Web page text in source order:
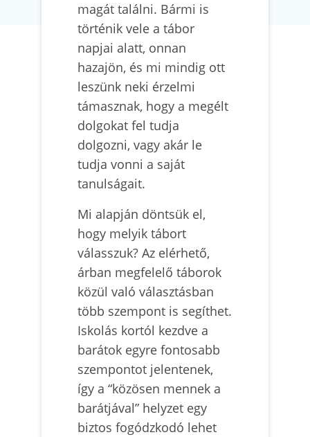
magát találni. Bármi is
történik vele a tábor
napjai alatt, onnan
hazajön, és mi mindig ott
leszünk neki érzelmi
támasznak, hogy a megélt
dolgokat fel tudja
dolgozni, vagy akár le
tudja vonni a saját
tanulságait.
Mi alapján döntsük el,
hogy melyik tábort
válasszuk? Az elérhető,
árban megfelelő táborok
közül való választásban
több szempont is segíthet.
Iskolás kortól kezdve a
barátok egyre fontosabb
szempontot jelentenek,
így a “közösen mennek a
barátjával” helyzet egy
biztos fogódzkodó lehet